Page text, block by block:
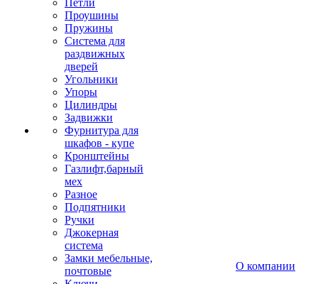
Петли
Проушины
Пружины
Система для
раздвижных
дверей
Угольники
Упоры
Цилиндры
Задвижки
Фурнитура для
шкафов - купе
Кронштейны
Газлифт,барный
мех
Разное
Подпятники
Ручки
Джокерная
система
Замки мебельные,
почтовые
О компании